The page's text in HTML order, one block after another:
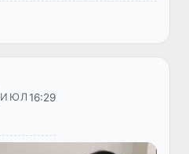
мактабларни
(PIIMA) ва Япония
(JICA)...
ИЮЛ 16:29